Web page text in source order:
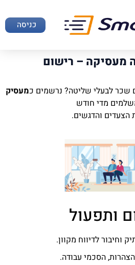
כניסה
מעסיקה – רישום
שכר לבעלי שליטה? נרשמים כמעסיק
מדי חודש
הצעדים והדגשים.
ותפעול
וחיבור לדיווח מקוון.
הצהרות, הסכמי עבודה.